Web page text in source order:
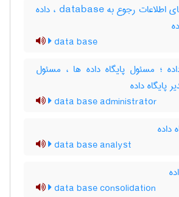
پایگاه داده هانای اطلاعات رجوع به database ، داده
data base
؛ مسئول پایگاه داده ها ، مسئول
پایگاه داده
data base administrator
داده
data base analyst
data base consolidation